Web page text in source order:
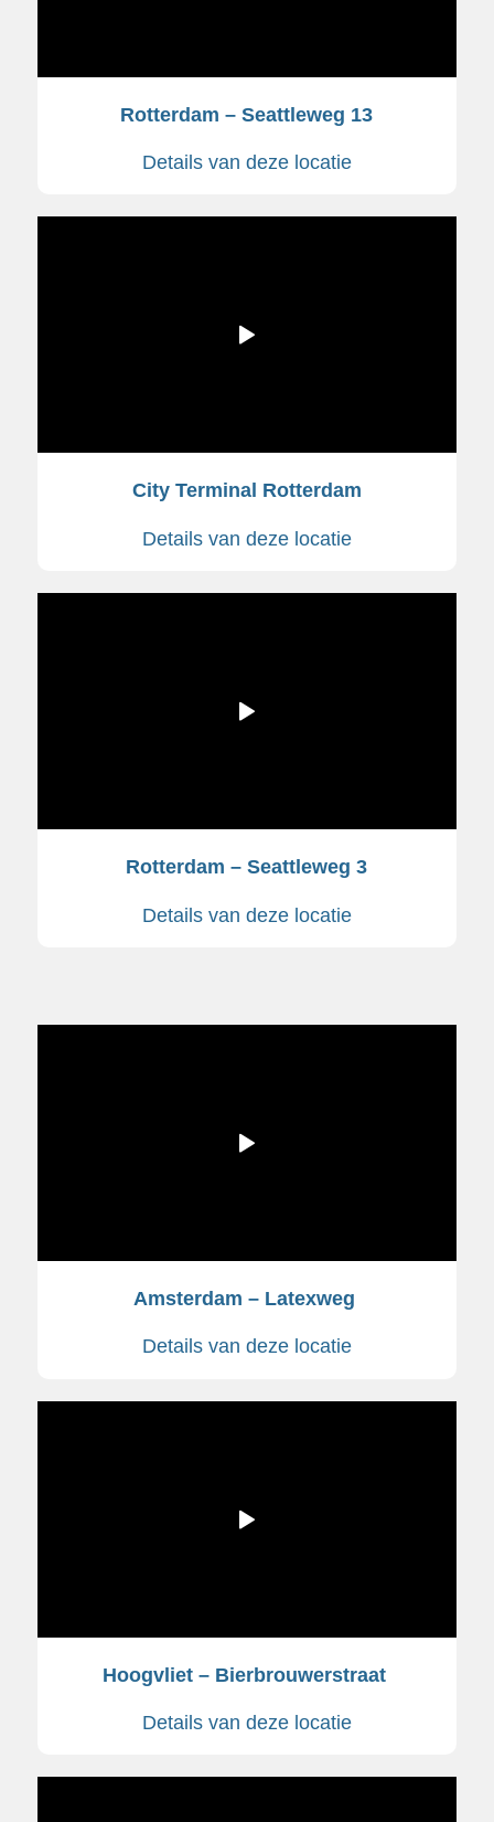
Rotterdam – Seattleweg 13
Details van deze locatie
City Terminal Rotterdam
Details van deze locatie
Rotterdam – Seattleweg 3
Details van deze locatie
Amsterdam – Latexweg
Details van deze locatie
Hoogvliet – Bierbrouwerstraat
Details van deze locatie